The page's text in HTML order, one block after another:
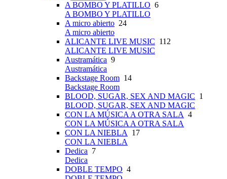
A BOMBO Y PLATILLO 6
A BOMBO Y PLATILLO
A micro abierto 24
A micro abierto
ALICANTE LIVE MUSIC 112
ALICANTE LIVE MUSIC
Austramática 9
Austramática
Backstage Room 14
Backstage Room
BLOOD, SUGAR, SEX AND MAGIC 1
BLOOD, SUGAR, SEX AND MAGIC
CON LA MÚSICA A OTRA SALA 4
CON LA MÚSICA A OTRA SALA
CON LA NIEBLA
17
CON LA NIEBLA
Dedica 7
Dedica
DOBLE TEMPO 4